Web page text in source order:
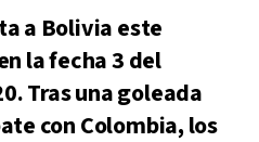
a Bolivia este
la fecha 3 del
Tras una goleada
con Colombia, los